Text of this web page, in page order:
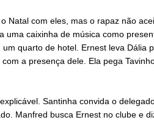
Natal com eles, mas o rapaz não
uma caixinha de música como
quarto de hotel. Ernest leva Dália
a presença dele. Ela pega
Santinha convida o
Manfred busca Ernest no clube e